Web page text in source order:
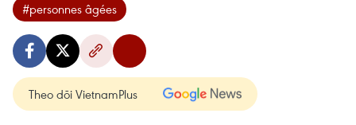
#personnes âgées
Theo dõi VietnamPlus